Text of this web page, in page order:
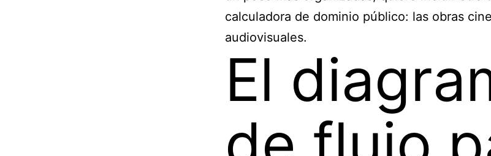
calculadora de dominio público: las obras
audiovisuales.
El